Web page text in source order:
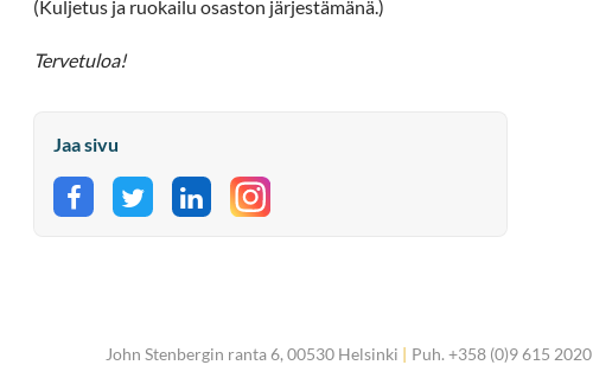
(Kuljetus ja ruokailu osaston järjestämänä.)
Tervetuloa!
Jaa sivu
Jaa Facebookissa
Jaa Twitterissä
Jaa LinkedInissä
John Stenbergin ranta 6, 00530 Helsinki | Puh. +358 (0)9 615 2020